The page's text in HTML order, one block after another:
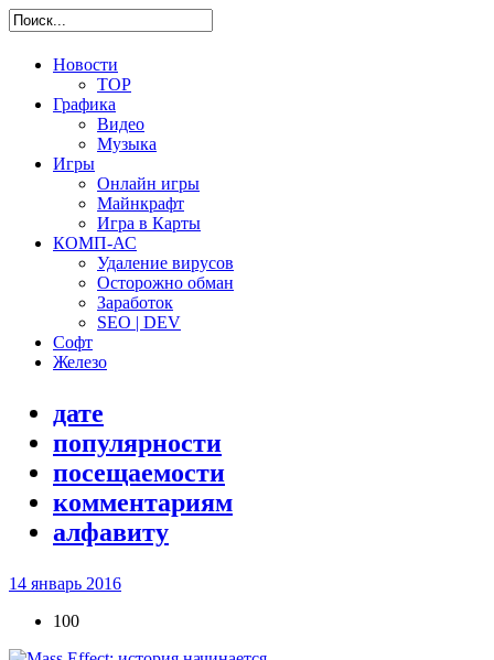
Новости
TOP
Графика
Видео
Музыка
Игры
Онлайн игры
Майнкрафт
Игра в Карты
КОМП-АС
Удаление вирусов
Осторожно обман
Заработок
SEO | DEV
Софт
Железо
дате
популярности
посещаемости
комментариям
алфавиту
14 январь 2016
100